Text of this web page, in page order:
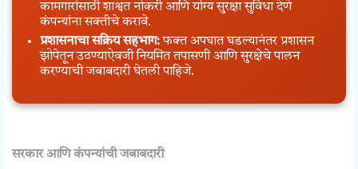
कामगारांसाठी शाश्वत नोकरी आणि योग्य सुरक्षा सुविधा देणे
कंपन्यांना सक्तीचे करावे.
प्रशासनाचा सक्रिय सहभाग:फक्त अपघात घडल्यानंतर प्रशासन
झोपेतून उठण्याऐवजी नियमित तपासणी आणि सुरक्षेचे पालन
करण्याची जबाबदारी घेतली पाहिजे.
सरकार आणि कंपन्यांची जबाबदारी